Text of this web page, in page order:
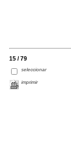
15 / 79
seleccionar
imprimir